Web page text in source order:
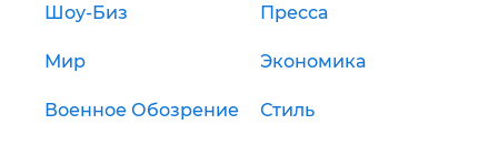
Шоу-Биз Пресса
Мир Экономика
Военное Обозрение Стиль